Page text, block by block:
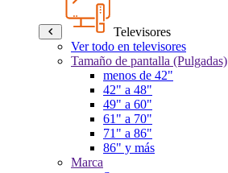
Televisores
Ver todo en televisores
Tamaño de pantalla (Pulgadas)
menos de 42"
42" a 48"
49" a 60"
61" a 70"
71" a 86"
86" y más
Marca